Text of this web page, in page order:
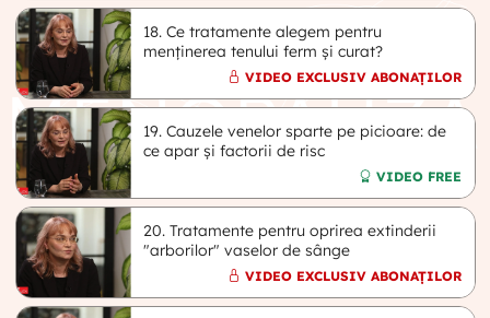
18. Ce tratamente alegem pentru
menținerea tenului ferm și curat?
VIDEO EXCLUSIV ABONAȚILOR
19. Cauzele venelor sparte pe picioare: de
ce apar și factorii de risc
VIDEO FREE
20. Tratamente pentru oprirea extinderii
"arborilor" vaselor de sânge
VIDEO EXCLUSIV ABONAȚILOR